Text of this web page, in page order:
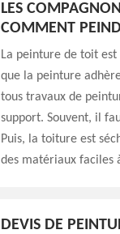
LES
COMMENT
La peinture de toit
que la peinture
tous travaux de
support. Souvent, il
Puis, la toiture est
des matériaux faciles
DEVIS DE